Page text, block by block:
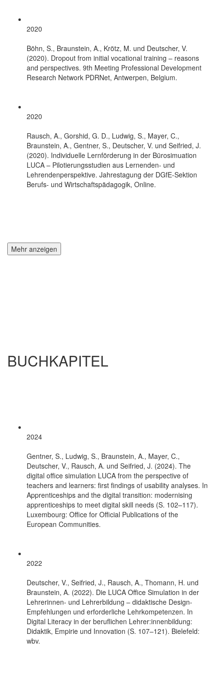
2020
Böhn, S., Braunstein, A., Krötz, M. und Deutscher, V.
(2020). Dropout from initial vocational training – reasons
and perspectives. 9th Meeting Professional Development
Research Network PDRNet, Antwerpen, Belgium.
2020
Rausch, A., Gorshid, G. D., Ludwig, S., Mayer, C.,
Braunstein, A., Gentner, S., Deutscher, V. und Seifried, J.
(2020). Individuelle Lernförderung in der Bürosimuation
LUCA – Pilotierungsstudien aus Lernenden- und
Lehrendenperspektive. Jahrestagung der DGfE-Sektion
Berufs- und Wirtschaftspädagogik, Online.
Mehr anzeigen
BUCHKAPITEL
2024
Gentner, S., Ludwig, S., Braunstein, A., Mayer, C.,
Deutscher, V., Rausch, A. und Seifried, J. (2024). The
digital office simulation LUCA from the perspective of
teachers and learners: first findings of usability analyses. In
Apprenticeships and the digital transition: modernising
apprenticeships to meet digital skill needs (S. 102–117).
Luxembourg: Office for Official Publications of the
European Communities.
2022
Deutscher, V., Seifried, J., Rausch, A., Thomann, H. und
Braunstein, A. (2022). Die LUCA Office Simulation in der
Lehrerinnen- und Lehrerbildung – didaktische Design-
Empfehlungen und erforderliche Lehrkompetenzen. In
Digital Literacy in der beruflichen Lehrer:innenbildung:
Didaktik, Empirie und Innovation (S. 107–121). Bielefeld:
wbv.